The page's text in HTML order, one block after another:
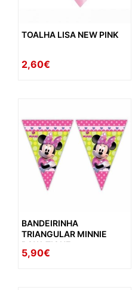
TOALHA LISA NEW PINK
2,60€
BANDEIRINHA
TRIANGULAR MINNIE
BOW-TIQUE
5,90€